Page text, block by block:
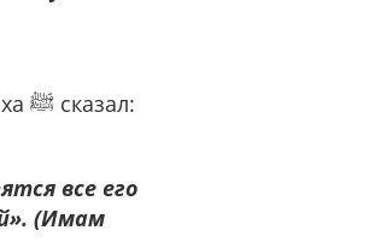
От Абу Хурайры (да будет доволен им Аллах) передаётся, что Посланник Аллаха ﷺ сказал:
все его
(Имам